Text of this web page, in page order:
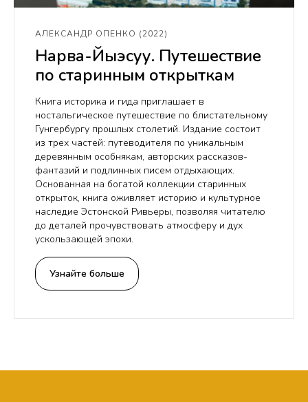
АЛЕКСАНДР ОПЕНКО (2022)
Нарва-Йыэсуу. Путешествие
по старинным открыткам
Книга историка и гида приглашает в
ностальгическое путешествие по блистательному
Гунгербургу прошлых столетий. Издание состоит
из трех частей: путеводителя по уникальным
деревянным особнякам, авторских рассказов-
фантазий и подлинных писем отдыхающих.
Основанная на богатой коллекции старинных
открыток, книга оживляет историю и культурное
наследие Эстонской Ривьеры, позволяя читателю
до деталей прочувствовать атмосферу и дух
ускользающей эпохи.
Узнайте больше